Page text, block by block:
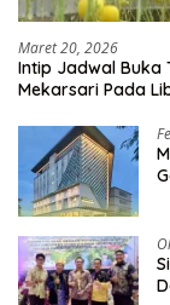
Maret 20, 2026
Intip Jadwal Buka
Mekarsari Pada